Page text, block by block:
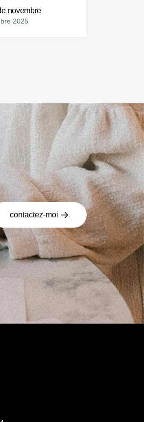
novembre
2025
contactez-moi